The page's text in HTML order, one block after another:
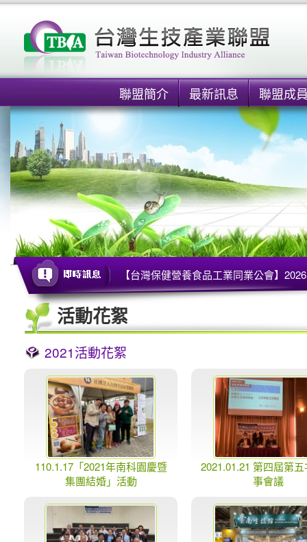
聯盟簡介 最新訊息 聯盟成
【台灣保健營養食品工業同業公會】
活動花絮
2021活動花絮
110.1.17「2021年南科園慶暨
集團結婚」活動
2021.01.21 第四屆第
事會議